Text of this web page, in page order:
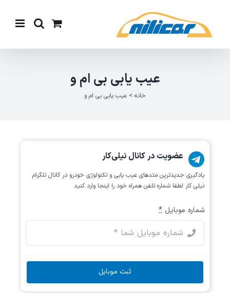
content
عیب یابی بی ام و
خانه > عیب یابی بی ام و
عضویت در کانال نیلی‌کار
یادگیری جدیدترین متد‌های عیب یابی‌ و تکنولوژی خودرو در کانال تلگرام
نیلی کار لطفا شماره تلفن همراه خود را اینجا وارد کنید
شماره موبایل *
ثبت موبایل